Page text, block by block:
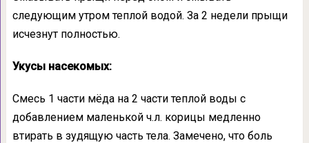
следующим утром теплой водой. За 2 недели прыщи
исчезнут полностью.
Укусы насекомых:
Смесь 1 части мёда на 2 части теплой воды с
добавлением маленькой ч.л. корицы медленно
втирать в зудящую часть тела. Замечено, что боль